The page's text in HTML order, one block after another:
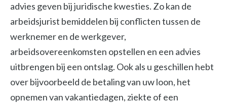
advies geven bij juridische kwesties. Zo kan de
arbeidsjurist bemiddelen bij conflicten tussen de
werknemer en de werkgever,
arbeidsovereenkomsten opstellen en een advies
uitbrengen bij een ontslag. Ook als u geschillen hebt
over bijvoorbeeld de betaling van uw loon, het
opnemen van vakantiedagen, ziekte of een